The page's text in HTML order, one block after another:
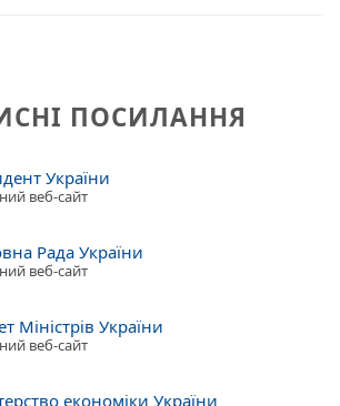
ПОСИЛАННЯ
України
веб-сайт
Рада України
веб-сайт
Міністрів України
веб-сайт
економіки України